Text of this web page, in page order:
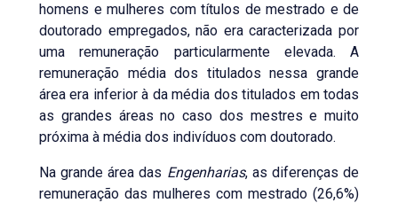
homens e mulheres com títulos de mestrado e de
doutorado empregados, não era caracterizada por
uma remuneração particularmente elevada. A
remuneração média dos titulados nessa grande
área era inferior à da média dos titulados em todas
as grandes áreas no caso dos mestres e muito
próxima à média dos indivíduos com doutorado.
Na grande área das Engenharias, as diferenças de
remuneração das mulheres com mestrado (26,6%)